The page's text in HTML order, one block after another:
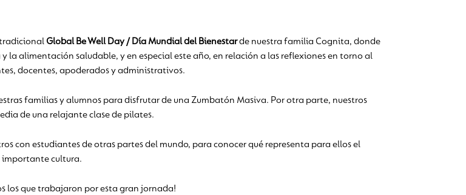
tradicional Global Be Well Day / Día Mundial del Bienestarde nuestra familia Cognita, donde
la alimentación saludable, y en especial este año, en relación a las reflexiones en torno al
docentes, apoderados y administrativos.
familias y alumnos para disfrutar de una Zumbatón Masiva. Por otra parte, nuestros
de una relajante clase de pilates.
con estudiantes de otras partes del mundo, para conocer qué representa para ellos el
importante cultura.
los que trabajaron por esta gran jornada!